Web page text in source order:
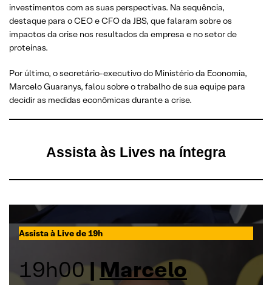
investimentos com as suas perspectivas. Na sequência,
destaque para o CEO e CFO da JBS, que falaram sobre os
impactos da crise nos resultados da empresa e no setor de
proteínas.
Por último, o secretário-executivo do Ministério da Economia,
Marcelo Guaranys, falou sobre o trabalho de sua equipe para
decidir as medidas econômicas durante a crise.
Assista às Lives na íntegra
Assista à Live de 19h
19h00 | Marcelo